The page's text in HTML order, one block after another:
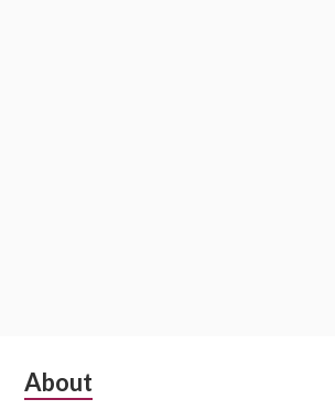
Subsidiary
About